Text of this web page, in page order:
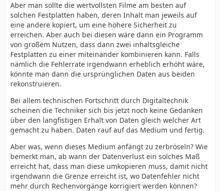
Aber man sollte die wertvollsten Filme am besten auf
solchen Festplatten haben, deren Inhalt man jeweils auf
eine andere kopiert, um eine höhere Sicherheit zu
erreichen. Aber auch bei diesen wäre dann ein Programm
von großem Nutzen, dass dann zwei inhaltsgleiche
Festplatten zu einer miteinander kombinieren kann. Falls
nämlich die Fehlerrate irgendwann erheblich erhöht wäre,
könnte man dann die ursprünglichen Daten aus beiden
rekonstruieren.
Bei allem technischen Fortschritt durch Digitaltechnik
scheinen die Techniker sich bis jetzt noch keine Gedanken
über den langfistigen Erhalt von Daten gleich welcher Art
gemacht zu haben. Daten rauf auf das Medium und fertig.
Aber was, wenn dieses Medium anfängt zu zerbröseln? Wie
bemerkt man, ab wann der Datenverlust ein solches Maß
erreicht hat, dass man diese umkopieren muss, damit nicht
irgendwann die Grenze erreicht ist, wo Datenfehler nicht
mehr durch Rechenvorgänge korrigiert werden können?